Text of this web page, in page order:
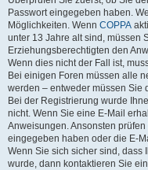
Passwort eingegeben haben.
Möglichkeiten. Wenn COPPA
unter 13 Jahre alt sind, müssen
Erziehungsberechtigten den
Wenn dies nicht der Fall ist,
Bei einigen Foren müssen alle
werden – entweder müssen Sie
Bei der Registrierung wurde
nicht. Wenn Sie eine E-Mail
Anweisungen. Ansonsten
eingegeben haben oder die E-
Wenn Sie sich sicher sind, dass
wurde, dann kontaktieren Sie